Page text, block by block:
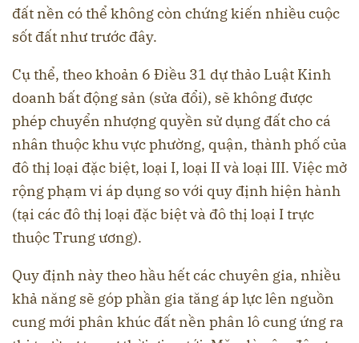
đất nền có thể không còn chứng kiến nhiều cuộc
sốt đất như trước đây.
Cụ thể, theo khoản 6 Điều 31 dự thảo Luật Kinh
doanh bất động sản (sửa đổi), sẽ không được
phép chuyển nhượng quyền sử dụng đất cho cá
nhân thuộc khu vực phường, quận, thành phố của
đô thị loại đặc biệt, loại I, loại II và loại III. Việc mở
rộng phạm vi áp dụng so với quy định hiện hành
(tại các đô thị loại đặc biệt và đô thị loại I trực
thuộc Trung ương).
Quy định này theo hầu hết các chuyên gia, nhiều
khả năng sẽ góp phần gia tăng áp lực lên nguồn
cung mới phân khúc đất nền phân lô cung ứng ra